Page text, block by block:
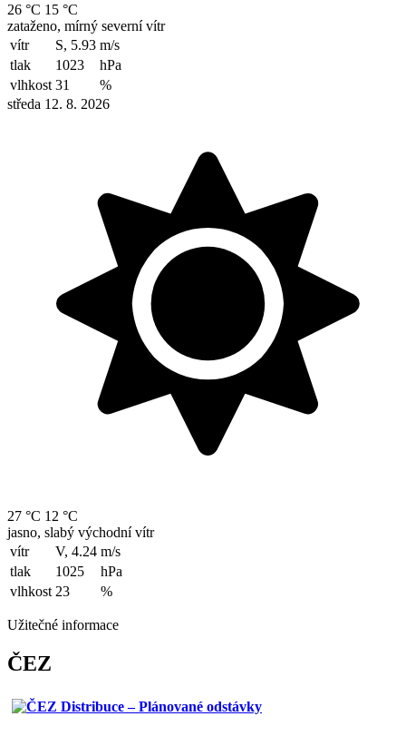
26 °C 15 °C
zataženo, mírný severní vítr
vítr
S, 5.93 m/s
tlak
1023
hPa
vlhkost 31
%
středa 12. 8. 2026
27 °C 12 °C
jasno, slabý východní vítr
vítr
V, 4.24 m/s
tlak
1025
hPa
vlhkost 23 %
Užitečné informace
ČEZ